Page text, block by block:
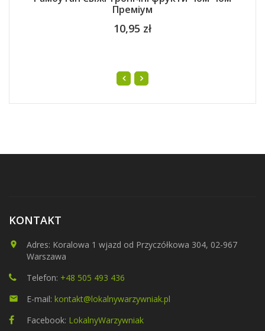
Преміум
10,95 zł
KONTAKT
Adres: Koralowa 1 wjazd od Przyczółkowa 304, 02-967
Warszawa
Telefon: +48 505 493 436
E-mail: kontakt@lokalnywarzywniak.pl
Facebook: LokalnyWarzywniak